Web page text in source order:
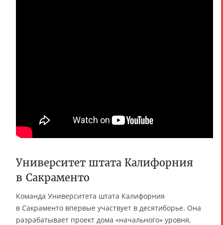
Университет штата Калифорния
в Сакраменто
Команда Университета штата Калифорния
в Сакраменто впервые участвует в десятиборье. Она
разрабатывает проект дома «начального» уровня,